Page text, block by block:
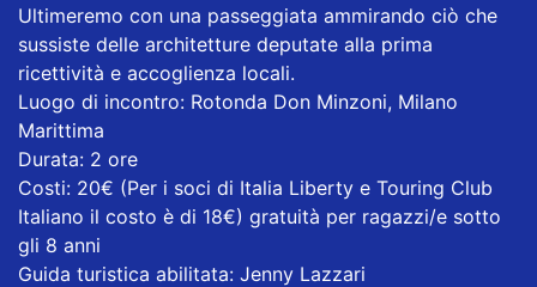
Ultimeremo con una passeggiata ammirando ciò che
sussiste delle architetture deputate alla prima
ricettività e accoglienza locali.
Luogo di incontro: Rotonda Don Minzoni, Milano
Marittima
Durata: 2 ore
Costi: 20€ (Per i soci di Italia Liberty e Touring Club
Italiano il costo è di 18€) gratuità per ragazzi/e sotto
gli 8 anni
Guida turistica abilitata: Jenny Lazzari